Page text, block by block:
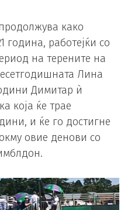
како
година, работејќи со
на терените на
Лина
Димитар ѝ
која ќе трае
и ќе го достигне
овие денови со